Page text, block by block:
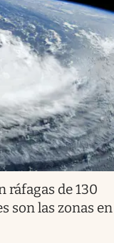
ráfagas de 130
son las zonas en